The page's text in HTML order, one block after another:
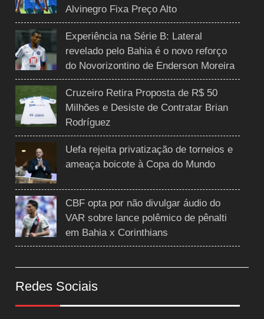
Alvinegro Fixa Preço Alto
Experiência na Série B: Lateral
revelado pelo Bahia é o novo reforço
do Novorizontino de Enderson Moreira
Cruzeiro Retira Proposta de R$ 50
Milhões e Desiste de Contratar Brian
Rodríguez
Uefa rejeita privatização de torneios e
ameaça boicote à Copa do Mundo
CBF opta por não divulgar áudio do
VAR sobre lance polêmico de pênalti
em Bahia x Corinthians
Redes Sociais